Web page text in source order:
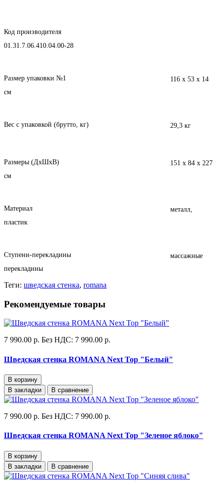
Код производителя
01.31.7.06.410.04.00-28
Размер упаковки №1
116 x 53 x 14
см
Вес с упаковкой (брутто, кг) 29,3 кг
Размеры (ДхШхВ)
151 x 84 x 227
см
Материал
металл,
пластик
Ступени-перекладины
массажные
перекладины
Теги: шведская стенка, romana
Рекомендуемые товары
7 990.00 р. Без НДС: 7 990.00 р.
Шведская стенка ROMANA Next Top "Белый"
В корзину
В закладки
В сравнение
7 990.00 р. Без НДС: 7 990.00 р.
Шведская стенка ROMANA Next Top "Зеленое яблоко"
В корзину
В закладки
В сравнение